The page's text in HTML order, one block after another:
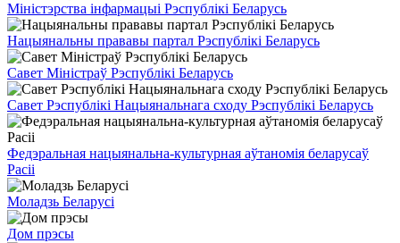
Міністэрства інфармацыі Рэспублікі Беларусь
Нацыянальны прававы партал Рэспублікі Беларусь
Савет Міністраў Рэспублікі Беларусь
Савет Рэспублікі Нацыянальнага сходу Рэспублікі Беларусь
Федэральная нацыянальна-культурная аўтаномія беларусаў
Расіі
Моладзь Беларусі
Дом прэсы